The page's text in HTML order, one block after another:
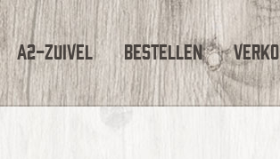
A2-Zuivel Bestellen